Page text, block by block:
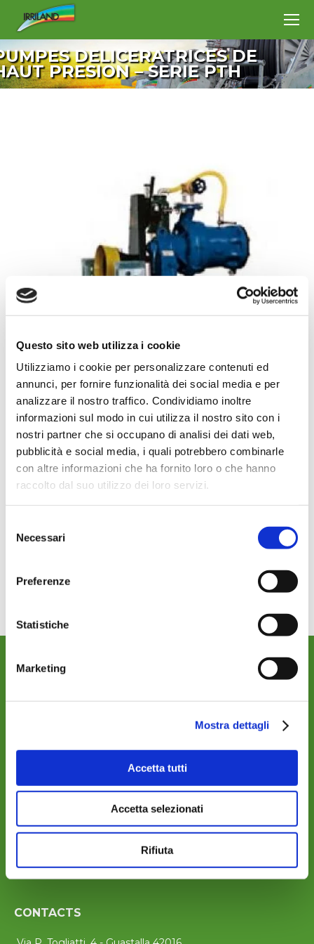
Questo sito web utilizza i cookie
Utilizziamo i cookie per personalizzare contenuti ed
annunci, per fornire funzionalità dei social media e per
analizzare il nostro traffico. Condividiamo inoltre
informazioni sul modo in cui utilizza il nostro sito con i
nostri partner che si occupano di analisi dei dati web,
pubblicità e social media, i quali potrebbero combinarle
con altre informazioni che ha fornito loro o che hanno
raccolto dal suo utilizzo dei loro servizi.
delNecessari
Preferenze
Statistiche
Marketing
Mostra dettagli
Accetta tutti
Accetta selezionati
Rifiuta
DELICERATRICES DE
PRESION – SERIE PTH
Le pompe centrifughe trituratrici Irriland sono
azionabili grazie alle trattrici agricole.
Sono indicate per impieghi in cui siano richieste
prevalenzaunita a un’adeguata triturazionedei
corpi solidi:
impianti con irrigatori semoventi, forti
BlueLine-leaflet-2011-4
CONTACTS